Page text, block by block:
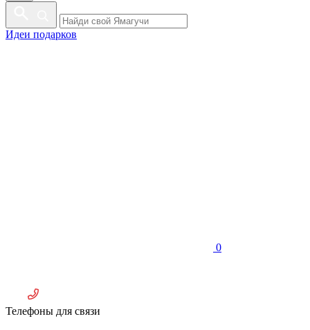
Идеи подарков
0
Телефоны для связи